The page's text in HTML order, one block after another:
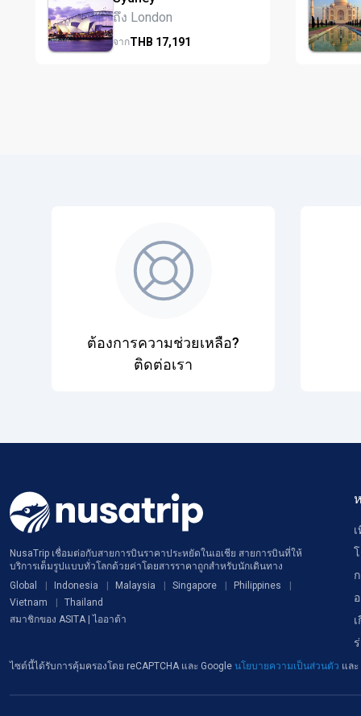
ถึง London
จากTHB 17,191
ต้องการความช่วยเหลือ?
ติดต่อเรา
NusaTrip เชื่อมต่อกับสายการบินราคาประหยัดในเอเชีย สายการบินที่ให้
บริการเต็มรูปแบบทั่วโลกด้วยค่าโดยสารราคาถูกสำหรับนักเดินทาง
Global
Indonesia Malaysia Singapore
Philippines
Vietnam
Thailand
สมาชิกของ ASITA | ไออาต้า
ไซต์นี้ได้รับการคุ้มครองโดย reCAPTCHA และ Google นโยบายความเป็นส่วนตัว และ